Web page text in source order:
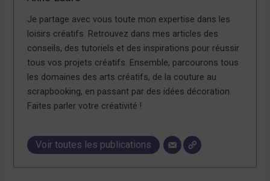
Je partage avec vous toute mon expertise dans les
loisirs créatifs. Retrouvez dans mes articles des
conseils, des tutoriels et des inspirations pour réussir
tous vos projets créatifs. Ensemble, parcourons tous
les domaines des arts créatifs, de la couture au
scrapbooking, en passant par des idées décoration.
Faites parler votre créativité !
Voir toutes les publications